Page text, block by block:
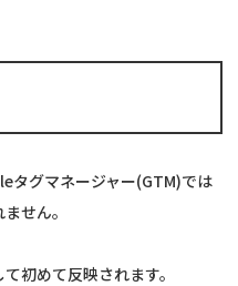
タグマネージャー(GTM)では
せん。
初めて反映されます。